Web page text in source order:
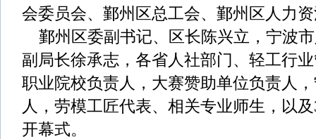
会委员会、鄞州区总工会、鄞州区人力
鄞州区委副书记、区长陈兴立，宁波
副局长徐承志，各省人社部门、轻工行
职业院校负责人，大赛赞助单位负责人
人，劳模工匠代表、相关专业师生，以
开幕式。